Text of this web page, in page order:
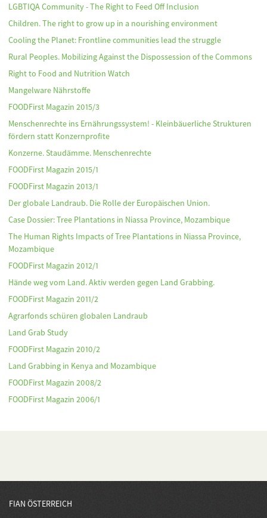
LGBTIQA Community - The Right to Feed Off Inclusion
Children. The right to grow up in a nourishing environment
Cooling the Planet: Frontline communities lead the struggle
Rural Peoples. Mobilizing Against the Dispossession of the Commons
Right to Food and Nutrition Watch
Mangelware Nährstoffe
FOODFirst Magazin 2015/3
Menschenrechte ins Ernährungssystem! - Kleinbäuerliche Strukturen
fördern statt Konzernprofite
Konzerne. Staudämme. Menschenrechte
FOODFirst Magazin 2015/1
FOODFirst Magazin 2013/1
Der globale Landraub. Die Rolle der Europäischen Union.
Case Dossier: Tree Plantations in Niassa Province, Mozambique
The Human Rights Impacts of Tree Plantations in Niassa Province,
Mozambique
FOODFirst Magazin 2012/1
Hände weg vom Land. Aktiv werden gegen Land Grabbing.
FOODFirst Magazin 2011/2
Agrarfonds schüren globalen Landraub
Land Grab Study
FOODFirst Magazin 2010/2
Land Grabbing in Kenya and Mozambique
FOODFirst Magazin 2008/2
FOODFirst Magazin 2006/1
FIAN ÖSTERREICH